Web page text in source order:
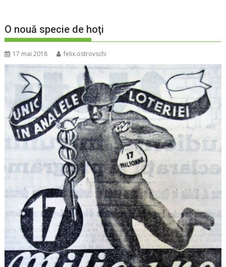
O nouă specie de hoţi
17 mai 2018 felix.ostrovschi